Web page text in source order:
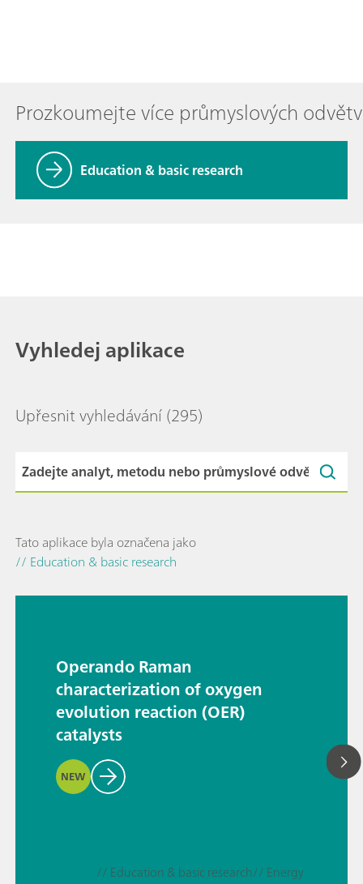
Prozkoumejte více průmyslových
Education & basic research
Vyhledej aplikace
Upřesnit vyhledávání(295)
Tato aplikace byla označena jako
// Education & basic research
Operando Raman
characterization of oxygen
evolution reaction (OER)
catalysts
NEW
// Education & basic research// Energy